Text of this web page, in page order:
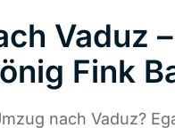
Vaduz
Fink
nach Vaduz?